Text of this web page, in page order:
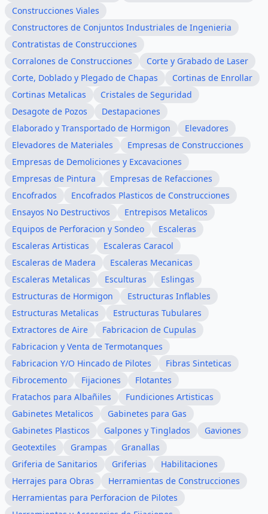
Construcciones Viales
Constructores de Conjuntos Industriales de Ingenieria
Contratistas de Construcciones
Corralones de Construcciones
Corte y Grabado de Laser
Corte, Doblado y Plegado de Chapas
Cortinas de Enrollar
Cortinas Metalicas
Cristales de Seguridad
Desagote de Pozos
Destapaciones
Elaborado y Transportado de Hormigon
Elevadores
Elevadores de Materiales
Empresas de Construcciones
Empresas de Demoliciones y Excavaciones
Empresas de Pintura
Empresas de Refacciones
Encofrados
Encofrados Plasticos de Construcciones
Ensayos No Destructivos
Entrepisos Metalicos
Equipos de Perforacion y Sondeo
Escaleras
Escaleras Artisticas
Escaleras Caracol
Escaleras de Madera
Escaleras Mecanicas
Escaleras Metalicas
Esculturas
Eslingas
Estructuras de Hormigon
Estructuras Inflables
Estructuras Metalicas
Estructuras Tubulares
Extractores de Aire
Fabricacion de Cupulas
Fabricacion y Venta de Termotanques
Fabricacion Y/O Hincado de Pilotes
Fibras Sinteticas
Fibrocemento
Fijaciones
Flotantes
Fratachos para Albañiles
Fundiciones Artisticas
Gabinetes Metalicos
Gabinetes para Gas
Gabinetes Plasticos
Galpones y Tinglados
Gaviones
Geotextiles
Grampas
Granallas
Griferia de Sanitarios
Griferias
Habilitaciones
Herrajes para Obras
Herramientas de Construcciones
Herramientas para Perforacion de Pilotes